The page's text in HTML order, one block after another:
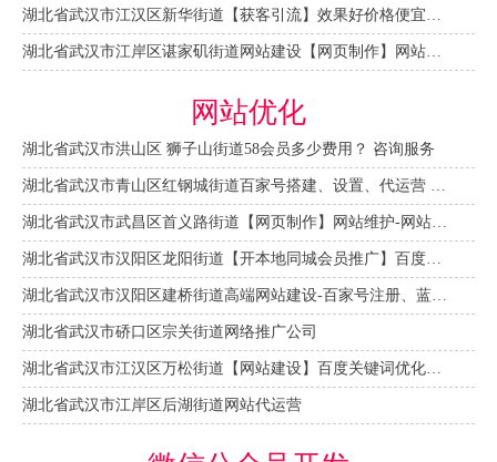
湖北省武汉市江汉区新华街道【获客引流】效果好价格便宜网络推广营销宣传公司
湖北省武汉市江岸区谌家矶街道网站建设【网页制作】网站维护-网站改版
网站优化
湖北省武汉市洪山区 狮子山街道58会员多少费用？ 咨询服务
湖北省武汉市青山区红钢城街道百家号搭建、设置、代运营 咨询服务
湖北省武汉市武昌区首义路街道【网页制作】网站维护-网站改版
湖北省武汉市汉阳区龙阳街道【开本地同城会员推广】百度推广费用 咨询服务
湖北省武汉市汉阳区建桥街道高端网站建设-百家号注册、蓝V认证
湖北省武汉市硚口区宗关街道网络推广公司
湖北省武汉市江汉区万松街道【网站建设】百度关键词优化排名
湖北省武汉市江岸区后湖街道网站代运营